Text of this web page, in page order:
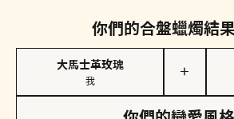
你們的合盤蠟燭結
大馬士革玫瑰
我
＋